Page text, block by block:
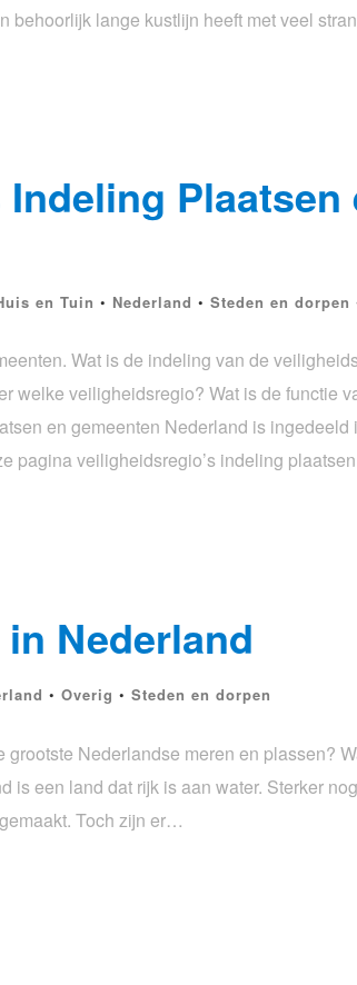
behoorlijk lange kustlijn heeft met veel
Plaatsen
en Tuin • Nederland • Steden en dorpen
Wat is de indeling van de
welke veiligheidsregio? Wat is de functie
en gemeenten Nederland is
pagina veiligheidsregio’s indeling
Nederland
• Overig • Steden en dorpen
Nederlandse meren en plassen?
is een land dat rijk is aan water. Sterker
Toch zijn er…